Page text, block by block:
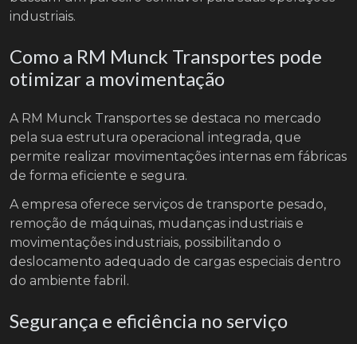
industriais.
Como a RM Munck Transportes pode
otimizar a movimentação
A RM Munck Transportes se destaca no mercado
pela sua estrutura operacional integrada, que
permite realizar movimentações internas em fábricas
de forma eficiente e segura.
A empresa oferece serviços de transporte pesado,
remoção de máquinas, mudanças industriais e
movimentações industriais, possibilitando o
deslocamento adequado de cargas especiais dentro
do ambiente fabril.
Segurança e eficiência no serviço